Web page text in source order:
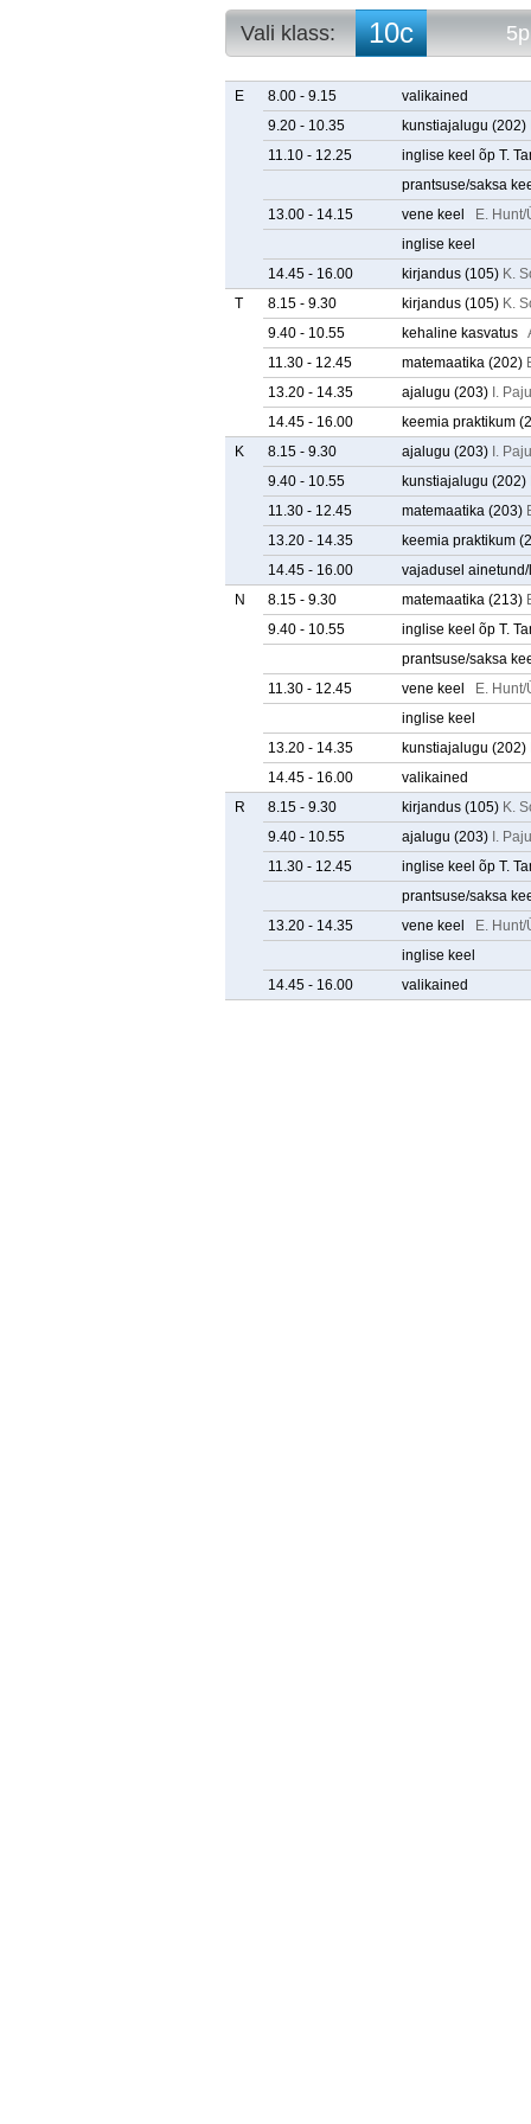
Vali klass: 10c
10b
10c
10d
10e
11a
11b
11c
11d
11e
12a
12b
12c
12d
12e
5p. tunniplaan
E 8.00 - 9.15
valikained
9.20 - 10.35
kunstiajalugu (202)
11.10 - 12.25
inglise keel õp T.
prantsuse/saksa
13.00 - 14.15
vene keel
E.
inglise keel
14.45 - 16.00
kirjandus (105) K.
T
8.15 - 9.30 kirjandus (105) K.
9.40 - 10.55
kehaline kasvatus
11.30 - 12.45
matemaatika (202)
13.20 - 14.35
ajalugu (203) I.
14.45 - 16.00
keemia praktikum
K
8.15 - 9.30 ajalugu (203) I.
9.40 - 10.55
kunstiajalugu (202)
11.30 - 12.45
matemaatika (203)
13.20 - 14.35
keemia praktikum
14.45 - 16.00
vajadusel
N
8.15 - 9.30 matemaatika (213)
9.40 - 10.55
inglise keel õp T.
prantsuse/saksa
11.30 - 12.45
vene keel
E.
inglise keel
13.20 - 14.35
kunstiajalugu (202)
14.45 - 16.00
valikained
R
8.15 - 9.30 kirjandus (105) K.
9.40 - 10.55
ajalugu (203) I.
11.30 - 12.45
inglise keel õp T.
prantsuse/saksa
13.20 - 14.35
vene keel
E.
inglise keel
14.45 - 16.00
valikained